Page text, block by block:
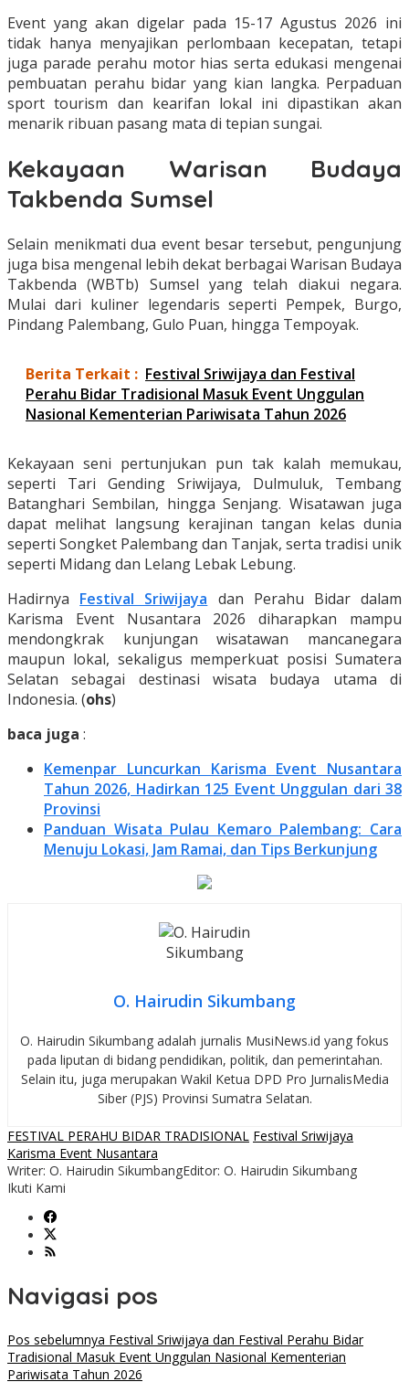
Event yang akan digelar pada 15-17 Agustus 2026 ini
tidak hanya menyajikan perlombaan kecepatan, tetapi
juga parade perahu motor hias serta edukasi mengenai
pembuatan perahu bidar yang kian langka. Perpaduan
sport tourism dan kearifan lokal ini dipastikan akan
menarik ribuan pasang mata di tepian sungai.
Kekayaan Warisan Budaya
Takbenda Sumsel
Selain menikmati dua event besar tersebut, pengunjung
juga bisa mengenal lebih dekat berbagai Warisan Budaya
Takbenda (WBTb) Sumsel yang telah diakui negara.
Mulai dari kuliner legendaris seperti Pempek, Burgo,
Pindang Palembang, Gulo Puan, hingga Tempoyak.
Berita Terkait : Festival Sriwijaya dan Festival
Perahu Bidar Tradisional Masuk Event Unggulan
Nasional Kementerian Pariwisata Tahun 2026
Kekayaan seni pertunjukan pun tak kalah memukau,
seperti Tari Gending Sriwijaya, Dulmuluk, Tembang
Batanghari Sembilan, hingga Senjang. Wisatawan juga
dapat melihat langsung kerajinan tangan kelas dunia
seperti Songket Palembang dan Tanjak, serta tradisi unik
seperti Midang dan Lelang Lebak Lebung.
Hadirnya Festival Sriwijaya dan Perahu Bidar dalam
Karisma Event Nusantara 2026 diharapkan mampu
mendongkrak kunjungan wisatawan mancanegara
maupun lokal, sekaligus memperkuat posisi Sumatera
Selatan sebagai destinasi wisata budaya utama di
Indonesia. (ohs)
baca juga :
Kemenpar Luncurkan Karisma Event Nusantara
Tahun 2026, Hadirkan 125 Event Unggulan dari 38
Provinsi
Panduan Wisata Pulau Kemaro Palembang: Cara
Menuju Lokasi, Jam Ramai, dan Tips Berkunjung
O. Hairudin Sikumbang
O. Hairudin Sikumbang adalah jurnalis MusiNews.id yang fokus
pada liputan di bidang pendidikan, politik, dan pemerintahan.
Selain itu, juga merupakan Wakil Ketua DPD Pro JurnalisMedia
Siber (PJS) Provinsi Sumatra Selatan.
FESTIVAL PERAHU BIDAR TRADISIONAL Festival Sriwijaya
Karisma Event Nusantara
Writer: O. Hairudin SikumbangEditor: O. Hairudin Sikumbang
Ikuti Kami
Navigasi pos
Pos sebelumnya Festival Sriwijaya dan Festival Perahu Bidar
Tradisional Masuk Event Unggulan Nasional Kementerian
Pariwisata Tahun 2026